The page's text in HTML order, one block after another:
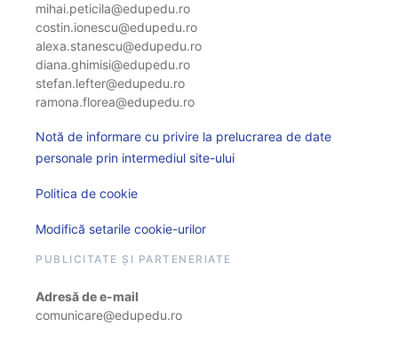
mihai.peticila@edupedu.ro
costin.ionescu@edupedu.ro
alexa.stanescu@edupedu.ro
diana.ghimisi@edupedu.ro
stefan.lefter@edupedu.ro
ramona.florea@edupedu.ro
Notă de informare cu privire la prelucrarea de date
personale prin intermediul site-ului
Politica de cookie
Modifică setarile cookie-urilor
PUBLICITATE ȘI PARTENERIATE
Adresă de e-mail
comunicare@edupedu.ro